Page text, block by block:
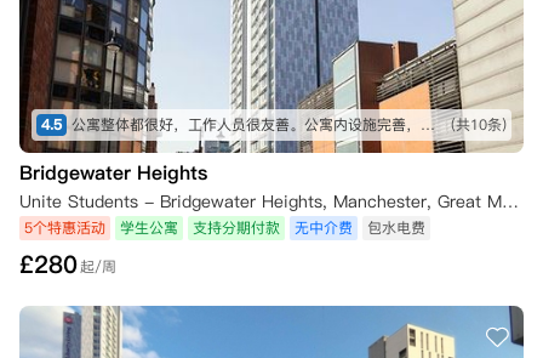
4.5 公寓整体都很好，工作人员很友善。公寓内设施完善，整洁干净，空调也很方便。公寓位置去往市中心和学校都比较便利，很满意。 (共10条)
Bridgewater Heights
Unite Students - Bridgewater Heights, Manchester, Great Marlborough Street, Manchester, UK
5个特惠活动 学生公寓 支持分期付款 无中介费 包水电费
£280起/周